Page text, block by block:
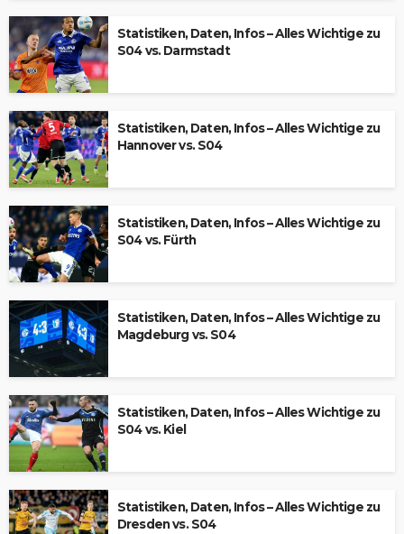
Statistiken, Daten, Infos – Alles Wichtige zu
S04 vs. Darmstadt
Statistiken, Daten, Infos – Alles Wichtige zu
Hannover vs. S04
Statistiken, Daten, Infos – Alles Wichtige zu
S04 vs. Fürth
Statistiken, Daten, Infos – Alles Wichtige zu
Magdeburg vs. S04
Statistiken, Daten, Infos – Alles Wichtige zu
S04 vs. Kiel
Statistiken, Daten, Infos – Alles Wichtige zu
Dresden vs. S04